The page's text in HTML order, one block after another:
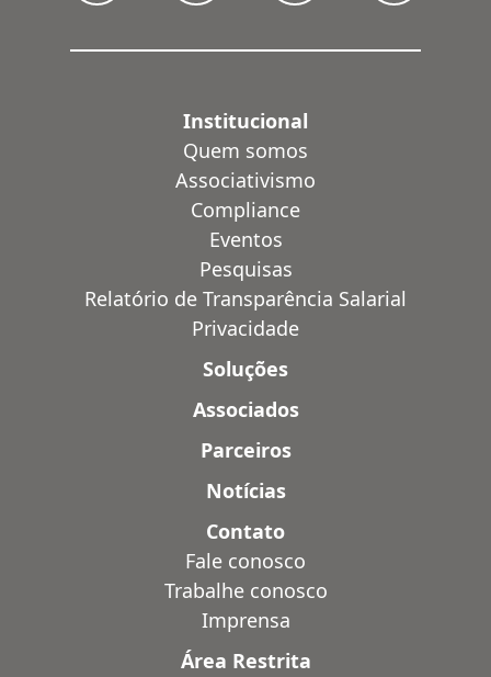
Institucional
Quem somos
Associativismo
Compliance
Eventos
Pesquisas
Relatório de Transparência Salarial
Privacidade
Soluções
Associados
Parceiros
Notícias
Contato
Fale conosco
Trabalhe conosco
Imprensa
Área Restrita